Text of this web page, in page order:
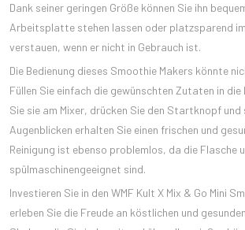
Dank seiner geringen Größe können Sie ihn
Arbeitsplatte stehen lassen oder platzsparend
verstauen, wenn er nicht in Gebrauch ist.
Die Bedienung dieses Smoothie Makers könnte
Füllen Sie einfach die gewünschten Zutaten in
Sie sie am Mixer, drücken Sie den Startknopf und
Augenblicken erhalten Sie einen frischen und
Reinigung ist ebenso problemlos, da die Flasche
spülmaschinengeeignet sind.
Investieren Sie in den WMF Kult X Mix & Go Mini
erleben Sie die Freude an köstlichen und